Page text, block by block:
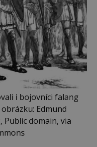
i bojovníci falang
Edmund
Public domain, via